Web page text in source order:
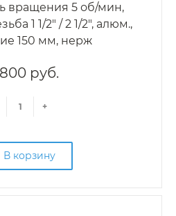
вращения 5 об/мин,
1 1/2" / 2 1/2", алюм.,
150 мм, нерж
руб.
+
В корзину